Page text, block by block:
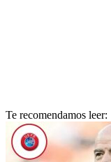
Te recomendamos leer: